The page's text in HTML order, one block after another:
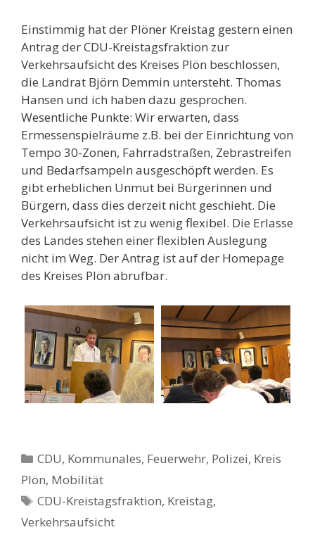
Einstimmig hat der Plöner Kreistag gestern einen
Antrag der CDU-Kreistagsfraktion zur
Verkehrsaufsicht des Kreises Plön beschlossen,
die Landrat Björn Demmin untersteht. Thomas
Hansen und ich haben dazu gesprochen.
Wesentliche Punkte: Wir erwarten, dass
Ermessenspielräume z.B. bei der Einrichtung von
Tempo 30-Zonen, Fahrradstraßen, Zebrastreifen
und Bedarfsampeln ausgeschöpft werden. Es
gibt erheblichen Unmut bei Bürgerinnen und
Bürgern, dass dies derzeit nicht geschieht. Die
Verkehrsaufsicht ist zu wenig flexibel. Die Erlasse
des Landes stehen einer flexiblen Auslegung
nicht im Weg. Der Antrag ist auf der Homepage
des Kreises Plön abrufbar.
Kategorien
CDU, Kommunales, Feuerwehr, Polizei, Kreis
Plön, Mobilität
Schlagwörter
CDU-Kreistagsfraktion, Kreistag,
Verkehrsaufsicht